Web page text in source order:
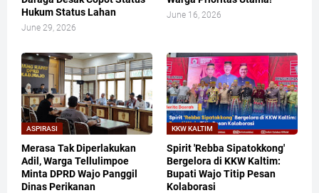
Hukum Status Lahan
June 29, 2026
June 16, 2026
ASPIRASI
Merasa Tak Diperlakukan
Adil, Warga Tellulimpoe
Minta DPRD Wajo Panggil
Dinas Perikanan
KKW KALTIM
​Spirit 'Rebba Sipatokkong'
Bergelora di KKW Kaltim:
Bupati Wajo Titip Pesan
Kolaborasi